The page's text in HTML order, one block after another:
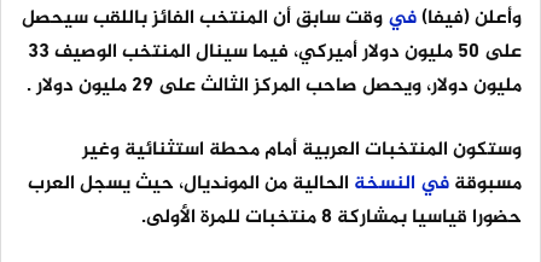
وأعلن (فيفا)فيوقت سابق أن المنتخب الفائز باللقب سيحصل
على 50 مليون دولار أميركي، فيما سينال المنتخب الوصيف 33
مليون دولار، ويحصل صاحب المركز الثالث على 29 مليون دولار .
وستكون المنتخبات العربية أمام محطة استثنائية وغير
مسبوقةفي النسخة الحالية من المونديال، حيث يسجل العرب
حضورا قياسيا بمشاركة 8 منتخبات للمرة الأولى.